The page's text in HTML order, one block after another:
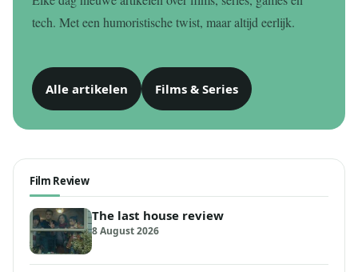
tech. Met een humoristische twist, maar altijd eerlijk.
Alle artikelen Films & Series
Film Review
The last house review
8 August 2026